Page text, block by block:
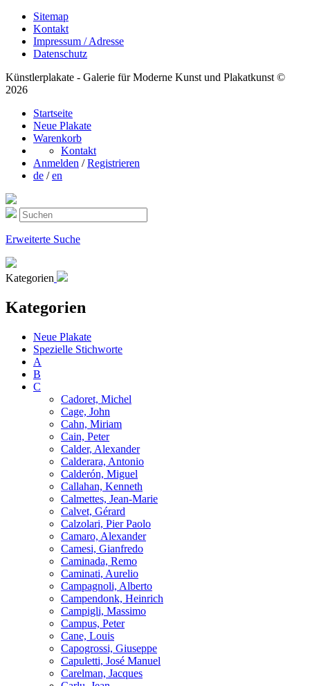
Sitemap
Kontakt
Impressum / Adresse
Datenschutz
Künstlerplakate - Galerie für Moderne Kunst und Plakatkunst ©
2026
Startseite
Neue Plakate
Warenkorb
Kontakt
Anmelden / Registrieren
de /en
Erweiterte Suche
Kategorien
Kategorien
Neue Plakate
Spezielle Stichworte
A
B
C
Cadoret, Michel
Cage, John
Cahn, Miriam
Cain, Peter
Calder, Alexander
Calderara, Antonio
Calderón, Miguel
Callahan, Kenneth
Calmettes, Jean-Marie
Calvet, Gérard
Calzolari, Pier Paolo
Camaro, Alexander
Camesi, Gianfredo
Caminada, Remo
Caminati, Aurelio
Campagnoli, Alberto
Campendonk, Heinrich
Campigli, Massimo
Campus, Peter
Cane, Louis
Capogrossi, Giuseppe
Capuletti, José Manuel
Carelman, Jacques